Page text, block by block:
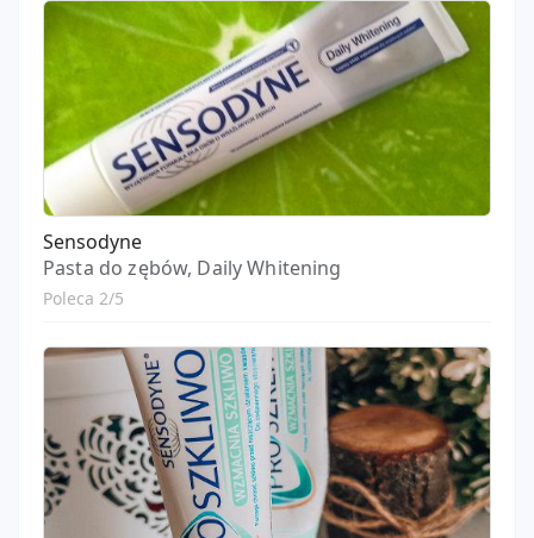
Sensodyne
Pasta do zębów, Daily Whitening
Poleca 2/5